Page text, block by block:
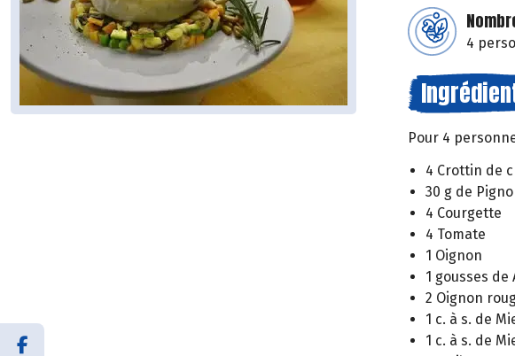
4
Pour 4
4 Crottin de
30 g de
4 Courgette
4 Tomate
1 Oignon
1 gousses de
2 Oignon
1 c. à s. de
1 c. à s. de